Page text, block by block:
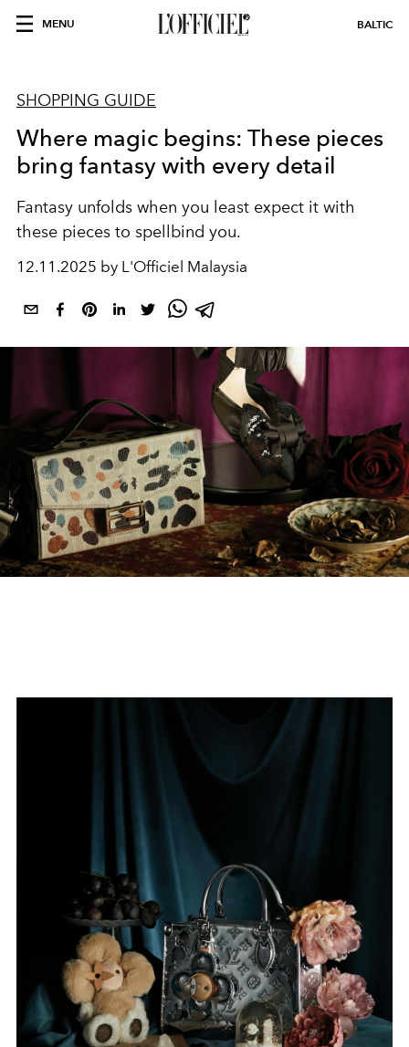
MENU BALTIC
SHOPPING GUIDE
Where magic begins: These pieces
bring fantasy with every detail
Fantasy unfolds when you least expect it with
these pieces to spellbind you.
12.11.2025 by L'Officiel Malaysia